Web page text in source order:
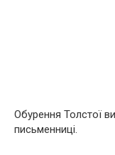
Обурення Толстої
письменниці.